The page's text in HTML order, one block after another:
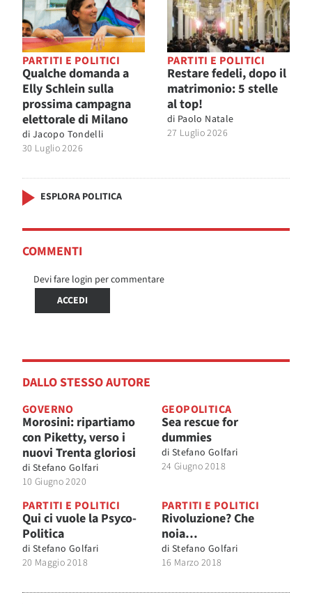
PARTITI E POLITICI
Qualche domanda a
Elly Schlein sulla
prossima campagna
elettorale di Milano
di Jacopo Tondelli
30 Luglio 2026
PARTITI E POLITICI
Restare fedeli, dopo il
matrimonio: 5 stelle
al top!
di Paolo Natale
27 Luglio 2026
ESPLORA POLITICA
COMMENTI
Devi fare login per commentare
ACCEDI
DALLO STESSO AUTORE
GOVERNO
Morosini: ripartiamo
con Piketty, verso i
nuovi Trenta gloriosi
di Stefano Golfari
10 Giugno 2020
GEOPOLITICA
Sea rescue for
dummies
di Stefano Golfari
24 Giugno 2018
PARTITI E POLITICI
Qui ci vuole la Psyco-
Politica
di Stefano Golfari
20 Maggio 2018
PARTITI E POLITICI
Rivoluzione? Che
noia…
di Stefano Golfari
16 Marzo 2018